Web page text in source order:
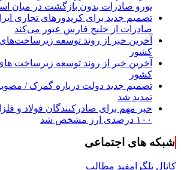
یورو صادرات بدون بازگشت در میان
تصمیم جدید برای کریدورهای تجاری
صادرات از خلیج فارس عبور می‌کند
آخرین خبر از روند توسعه
کشور
آخرین خبر از روند توسعه زیرساخت
کشور
تصمیم جدید دولت درباره گمرک /
تمدید شد
خبر مهم برای صادرکنندگان فولاد و
۱۰۰ درصدی ارز مشخص شد
شبکه های اجتماعی
کانال تلگرامفید مطالب